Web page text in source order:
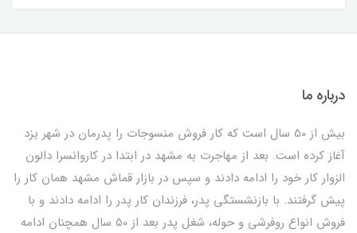
درباره ما
بیش از 50 سال است که کار فروش منسوجات را پدرمان در شهر یزد
آغاز کرده است. بعد از مهاجرت به مشهد در ابتدا در کاروانسرا دالون
الزوار کار خود را ادامه دادند و سپس در بازار قماش مشهد همان کار را
پیش گرفتند. با بازنشستگی پدر، فرزندان کار پدر را ادامه دادند و با
فروش انواع روفرشی و حوله، شغل پدر بعد از 50 سال همچنان ادامه